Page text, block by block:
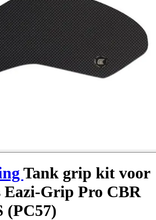
Tank grip kit voor
Grip Pro CBR
(PC57)